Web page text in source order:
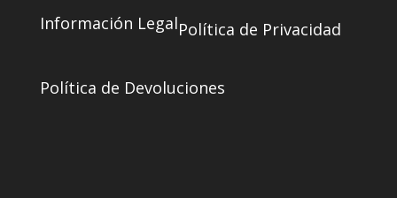
Información LegalPolítica de Privacidad
Política de Devoluciones